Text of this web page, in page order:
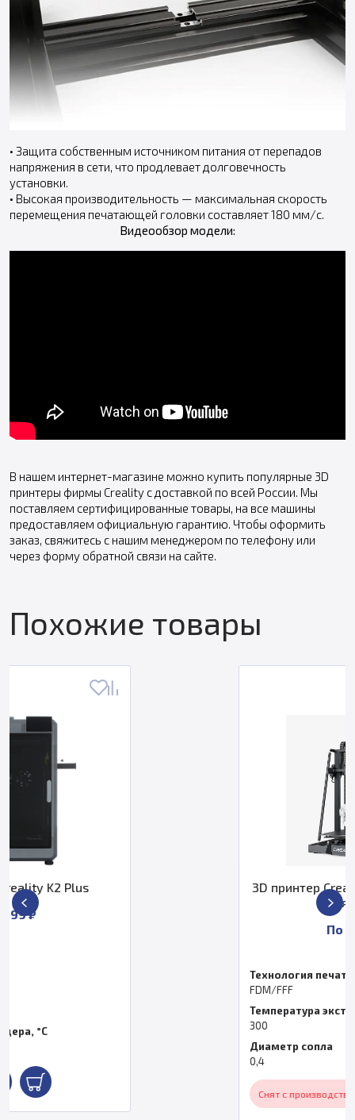
• Защита собственным источником питания от перепадов
напряжения в сети, что продлевает долговечность
установки.
• Высокая производительность — максимальная скорость
перемещения печатающей головки составляет 180 мм/с.
Видеообзор модели:
В нашем интернет-магазине можно купить популярные 3D
принтеры фирмы Сreality с доставкой по всей России. Мы
поставляем сертифицированные товары, на все машины
предоставляем официальную гарантию. Чтобы оформить
заказ, свяжитесь с нашим менеджером по телефону или
через форму обратной связи на сайте.
Похожие товары
3D принтер Creality3D CR-M4 (набор